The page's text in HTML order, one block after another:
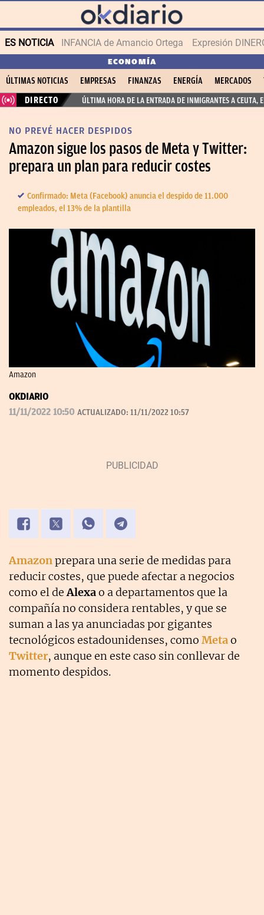
ES NOTICIA INFANCIA de Amancio Ortega Expresión
ECONOMÍA
ÚLTIMAS NOTICIAS EMPRESAS FINANZAS ENERGÍA MERCADOS
DIRECTO
ÚLTIMA HORA DE LA ENTRADA DE INMIGRANTES A CEUTA,
NO PREVÉ HACER DESPIDOS
Amazon sigue los pasos de Meta y Twitter:
prepara un plan para reducir costes
Confirmado: Meta (Facebook) anuncia el despido de 11.000
empleados, el 13% de la plantilla
Amazon
OKDIARIO
11/11/2022 10:50 ACTUALIZADO: 11/11/2022 10:57
Amazonprepara una serie de medidas para
reducir costes, que puede afectar a negocios
como el deAlexao a departamentos que la
compañía no considera rentables, y que se
suman a las ya anunciadas por gigantes
tecnológicos estadounidenses, como Metao
Twitter, aunque en este caso sin conllevar de
momento despidos.